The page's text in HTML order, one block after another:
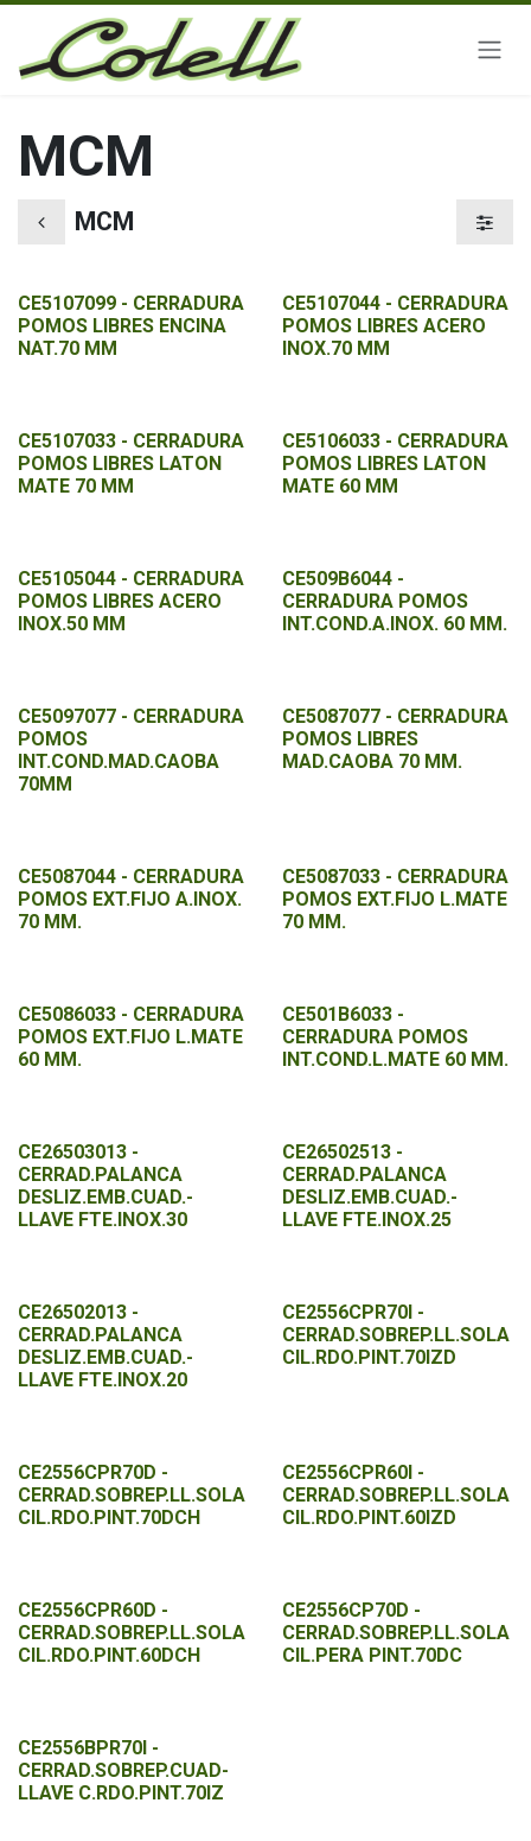
Ir al contenido
MCM
MCM
CE5107099 - CERRADURA
POMOS LIBRES ENCINA
NAT.70 MM
CE5107044 - CERRADURA
POMOS LIBRES ACERO
INOX.70 MM
CE5107033 - CERRADURA
POMOS LIBRES LATON
MATE 70 MM
CE5106033 - CERRADURA
POMOS LIBRES LATON
MATE 60 MM
CE5105044 - CERRADURA
POMOS LIBRES ACERO
INOX.50 MM
CE509B6044 -
CERRADURA POMOS
INT.COND.A.INOX. 60 MM.
CE5097077 - CERRADURA
POMOS
INT.COND.MAD.CAOBA
70MM
CE5087077 - CERRADURA
POMOS LIBRES
MAD.CAOBA 70 MM.
CE5087044 - CERRADURA
POMOS EXT.FIJO A.INOX.
70 MM.
CE5087033 - CERRADURA
POMOS EXT.FIJO L.MATE
70 MM.
CE5086033 - CERRADURA
POMOS EXT.FIJO L.MATE
60 MM.
CE501B6033 -
CERRADURA POMOS
INT.COND.L.MATE 60 MM.
CE26503013 -
CERRAD.PALANCA
DESLIZ.EMB.CUAD.-
LLAVE FTE.INOX.30
CE26502513 -
CERRAD.PALANCA
DESLIZ.EMB.CUAD.-
LLAVE FTE.INOX.25
CE26502013 -
CERRAD.PALANCA
DESLIZ.EMB.CUAD.-
LLAVE FTE.INOX.20
CE2556CPR70I -
CERRAD.SOBREP.LL.SOLA
CIL.RDO.PINT.70IZD
CE2556CPR70D -
CERRAD.SOBREP.LL.SOLA
CIL.RDO.PINT.70DCH
CE2556CPR60I -
CERRAD.SOBREP.LL.SOLA
CIL.RDO.PINT.60IZD
CE2556CPR60D -
CERRAD.SOBREP.LL.SOLA
CIL.RDO.PINT.60DCH
CE2556CP70D -
CERRAD.SOBREP.LL.SOLA
CIL.PERA PINT.70DC
CE2556BPR70I -
CERRAD.SOBREP.CUAD-
LLAVE C.RDO.PINT.70IZ